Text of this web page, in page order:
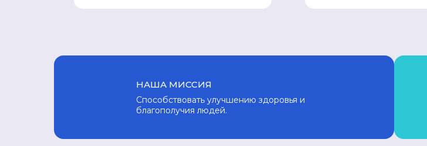
НАША МИССИЯ
Способствовать улучшению здоровья и
благополучия людей.